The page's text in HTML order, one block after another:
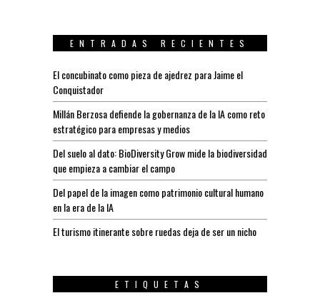
ENTRADAS RECIENTES
El concubinato como pieza de ajedrez para Jaime el
Conquistador
Millán Berzosa defiende la gobernanza de la IA como reto
estratégico para empresas y medios
Del suelo al dato: BioDiversity Grow mide la biodiversidad
que empieza a cambiar el campo
Del papel de la imagen como patrimonio cultural humano
en la era de la IA
El turismo itinerante sobre ruedas deja de ser un nicho
ETIQUETAS